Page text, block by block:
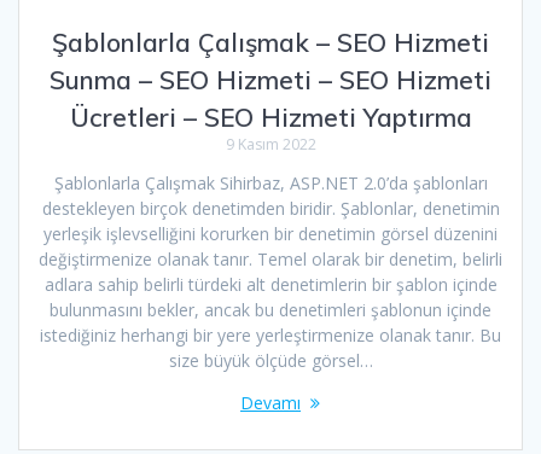
Şablonlarla Çalışmak – SEO Hizmeti
Sunma – SEO Hizmeti – SEO Hizmeti
Ücretleri – SEO Hizmeti Yaptırma
9 Kasım 2022
Şablonlarla Çalışmak Sihirbaz, ASP.NET 2.0’da şablonları
destekleyen birçok denetimden biridir. Şablonlar, denetimin
yerleşik işlevselliğini korurken bir denetimin görsel düzenini
değiştirmenize olanak tanır. Temel olarak bir denetim, belirli
adlara sahip belirli türdeki alt denetimlerin bir şablon içinde
bulunmasını bekler, ancak bu denetimleri şablonun içinde
istediğiniz herhangi bir yere yerleştirmenize olanak tanır. Bu
size büyük ölçüde görsel…
Devamı